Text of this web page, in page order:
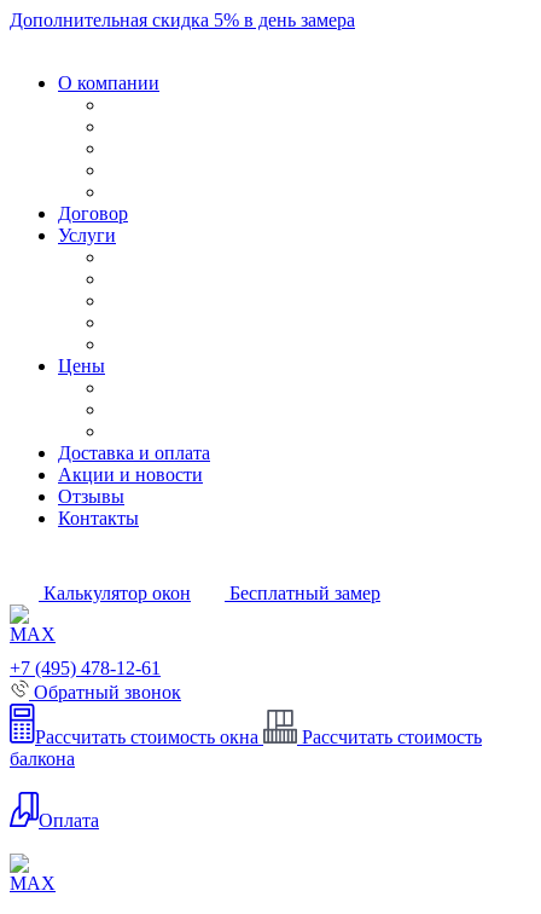
Дополнительная скидка 5% в день замера
О компании
Договор
Услуги
Цены
Доставка и оплата
Акции и новости
Отзывы
Контакты
Калькулятор окон Бесплатный замер
+7 (495) 478-12-61
Обратный звонок
Рассчитать стоимость окна
Рассчитать стоимость
балкона
Оплата